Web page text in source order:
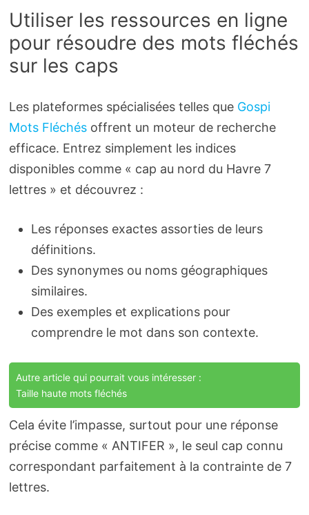
Utiliser les ressources en ligne
pour résoudre des mots fléchés
sur les caps
Les plateformes spécialisées telles que Gospi
Mots Fléchésoffrent un moteur de recherche
efficace. Entrez simplement les indices
disponibles comme « cap au nord du Havre 7
lettres » et découvrez :
Les réponses exactes assorties de leurs
définitions.
Des synonymes ou noms géographiques
similaires.
Des exemples et explications pour
comprendre le mot dans son contexte.
Autre article qui pourrait vous intéresser :
Taille haute mots fléchés
Cela évite l’impasse, surtout pour une réponse
précise comme « ANTIFER », le seul cap connu
correspondant parfaitement à la contrainte de 7
lettres.